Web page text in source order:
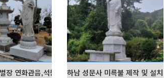
장 연화관음,석등 제작 및 설치하남 성문사 미륵불 제작 및 설치